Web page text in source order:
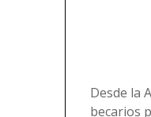
Desde la
becarios